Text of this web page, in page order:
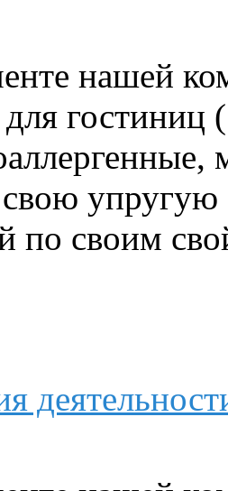
нашей
гостиниц
по своим